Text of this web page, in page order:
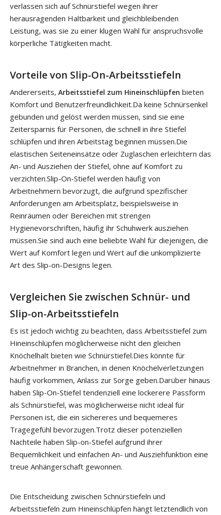
verlassen sich auf Schnürstiefel wegen ihrer
herausragenden Haltbarkeit und gleichbleibenden
Leistung, was sie zu einer klugen Wahl für anspruchsvolle
körperliche Tätigkeiten macht.
Vorteile von Slip-On-Arbeitsstiefeln
Andererseits, Arbeitsstiefel zum Hineinschlüpfen bieten
Komfort und Benutzerfreundlichkeit.Da keine Schnürsenkel
gebunden und gelöst werden müssen, sind sie eine
Zeitersparnis für Personen, die schnell in ihre Stiefel
schlüpfen und ihren Arbeitstag beginnen müssen.Die
elastischen Seiteneinsätze oder Zuglaschen erleichtern das
An- und Ausziehen der Stiefel, ohne auf Komfort zu
verzichten.Slip-On-Stiefel werden häufig von
Arbeitnehmern bevorzugt, die aufgrund spezifischer
Anforderungen am Arbeitsplatz, beispielsweise in
Reinräumen oder Bereichen mit strengen
Hygienevorschriften, häufig ihr Schuhwerk ausziehen
müssen.Sie sind auch eine beliebte Wahl für diejenigen, die
Wert auf Komfort legen und Wert auf die unkomplizierte
Art des Slip-on-Designs legen.
Vergleichen Sie zwischen Schnür- und
Slip-on-Arbeitsstiefeln
Es ist jedoch wichtig zu beachten, dass Arbeitsstiefel zum
Hineinschlüpfen möglicherweise nicht den gleichen
Knöchelhalt bieten wie Schnürstiefel.Dies könnte für
Arbeitnehmer in Branchen, in denen Knöchelverletzungen
häufig vorkommen, Anlass zur Sorge geben.Darüber hinaus
haben Slip-On-Stiefel tendenziell eine lockerere Passform
als Schnürstiefel, was möglicherweise nicht ideal für
Personen ist, die ein sichereres und bequemeres
Tragegefühl bevorzugen.Trotz dieser potenziellen
Nachteile haben Slip-on-Stiefel aufgrund ihrer
Bequemlichkeit und einfachen An- und Ausziehfunktion eine
treue Anhängerschaft gewonnen.
Die Entscheidung zwischen Schnürstiefeln und
Arbeitsstiefeln zum Hineinschlüpfen hängt letztendlich von